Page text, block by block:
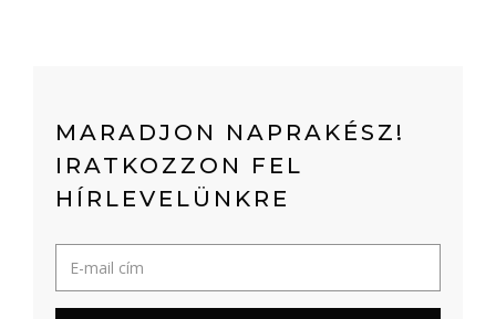
MARADJON NAPRAKÉSZ!
IRATKOZZON FEL
HÍRLEVELÜNKRE